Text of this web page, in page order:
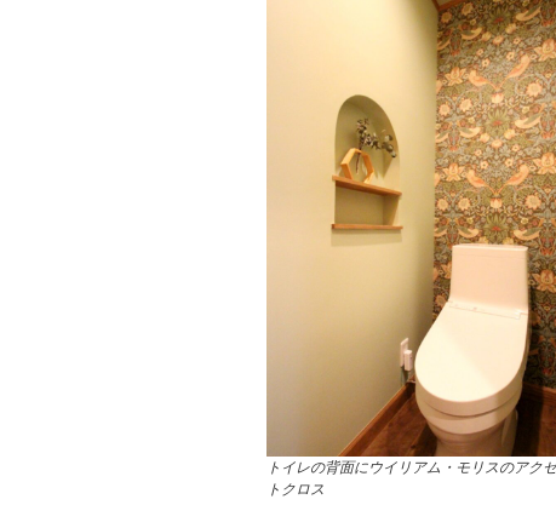
トイレの背面にウイリアム・モリスのアク
トクロス